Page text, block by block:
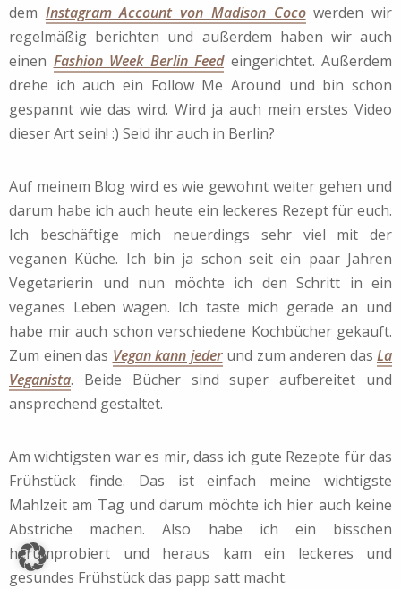
dem Instagram Account von Madison Cocowerden wir
regelmäßig berichten und außerdem haben wir auch
einen Fashion Week Berlin Feedeingerichtet. Außerdem
drehe ich auch ein Follow Me Around und bin schon
gespannt wie das wird. Wird ja auch mein erstes Video
dieser Art sein! :) Seid ihr auch in Berlin?
Auf meinem Blog wird es wie gewohnt weiter gehen und
darum habe ich auch heute ein leckeres Rezept für euch.
Ich beschäftige mich neuerdings sehr viel mit der
veganen Küche. Ich bin ja schon seit ein paar Jahren
Vegetarierin und nun möchte ich den Schritt in ein
veganes Leben wagen. Ich taste mich gerade an und
habe mir auch schon verschiedene Kochbücher gekauft.
Zum einen das Vegan kann jederund zum anderen das La
Veganista. Beide Bücher sind super aufbereitet und
ansprechend gestaltet.
Am wichtigsten war es mir, dass ich gute Rezepte für das
Frühstück finde. Das ist einfach meine wichtigste
Mahlzeit am Tag und darum möchte ich hier auch keine
Abstriche machen. Also habe ich ein bisschen
herumprobiert und heraus kam ein leckeres und
gesundes Frühstück das papp satt macht.